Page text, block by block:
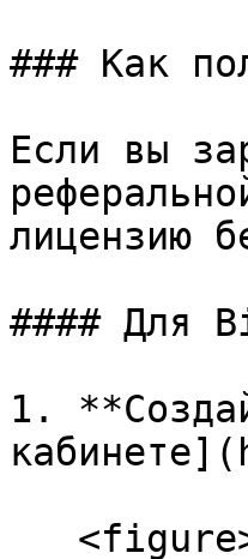
### Как
Если вы
лицензию
#### Для
1.